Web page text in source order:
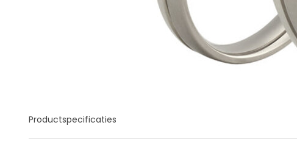
Productspecificaties